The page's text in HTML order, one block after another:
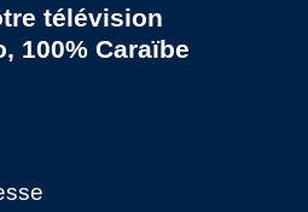
télévision
100% Caraïbe